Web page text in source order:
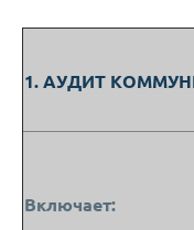
1. АУДИТ
Включает: